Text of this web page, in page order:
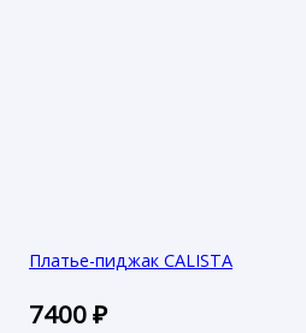
Платье-пиджак CALISTA
7400₽